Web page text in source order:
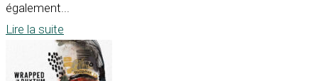
également...
Lire la suite